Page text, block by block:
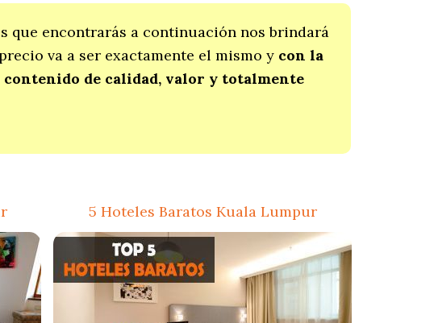
que encontrarás a continuación nos brindará
va a ser exactamente el mismo y con la
contenido de calidad, valor y totalmente
5 Hoteles Baratos Kuala Lumpur